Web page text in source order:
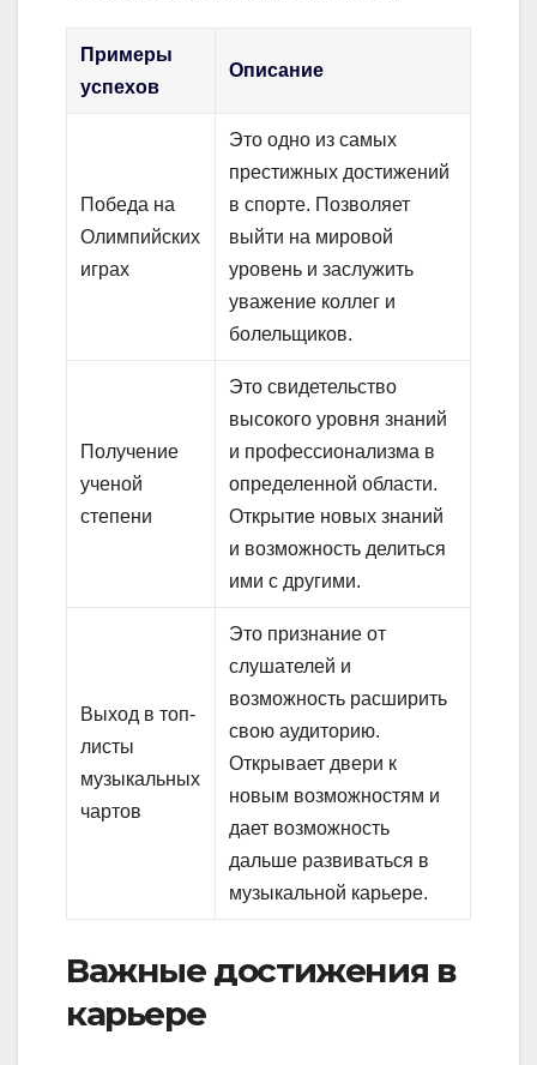
Примеры
успехов
Описание
Победа на
Олимпийских
играх
Это одно из самых
престижных достижений
в спорте. Позволяет
выйти на мировой
уровень и заслужить
уважение коллег и
болельщиков.
Получение
ученой
степени
Это свидетельство
высокого уровня знаний
и профессионализма в
определенной области.
Открытие новых знаний
и возможность делиться
ими с другими.
Выход в топ-
листы
музыкальных
чартов
Это признание от
слушателей и
возможность расширить
свою аудиторию.
Открывает двери к
новым возможностям и
дает возможность
дальше развиваться в
музыкальной карьере.
Важные достижения в
карьере